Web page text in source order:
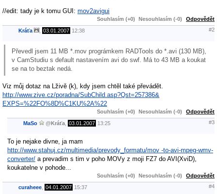
//edit: tady je k tomu GUI: mov2avigui
Souhlasím (+0) Nesouhlasím (-0) Odpovědět
Kráťa 03.01.2007 12:38 #2
Převedl jsem 11 MB *.mov prográmkem RADTools do *.avi (130 MB),
v CamStudiu s default nastavením avi do swf. Má to 43 MB a koukat
se na to beztak nedá.
Viz můj dotaz na Lživě (k), kdy jsem chtěl také převádět.
http://www.zive.cz/poradna/SubChild.asp?Qst=257386&
EXPS=%22FO%8D%C1KU%2A%22
Souhlasím (+0) Nesouhlasím (-0) Odpovědět
MaSo @Kráťa 03.01.2007 13:25 #3
To je nejake divne, ja mam
http://www.stahuj.cz/multimedia/prevody_formatu/mov -to-avi-mpeg-wmv-
converter/ a prevadim s tim v poho MOVy z moji FZ7 do AVI(XviD),
koukatelne v pohode...
Souhlasím (+0) Nesouhlasím (-0) Odpovědět
curaheee 04.01.2007 15:37 #4